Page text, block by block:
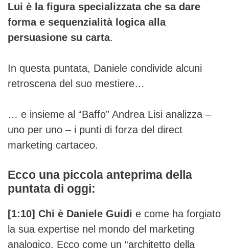
Lui è la figura specializzata che sa dare
forma e sequenzialità logica alla
persuasione su carta.
In questa puntata, Daniele condivide alcuni
retroscena del suo mestiere…
… e insieme al “Baffo” Andrea Lisi analizza –
uno per uno – i punti di forza del direct
marketing cartaceo.
Ecco una piccola anteprima della
puntata di oggi:
[1:10] Chi è Daniele Guidi e come ha forgiato
la sua expertise nel mondo del marketing
analogico. Ecco come un “architetto della